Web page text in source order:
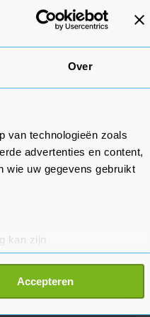
Over
van technologieën zoals
advertenties en content,
wie uw gegevens gebruikt
kan zijn
detailgedeelte
Accepteren